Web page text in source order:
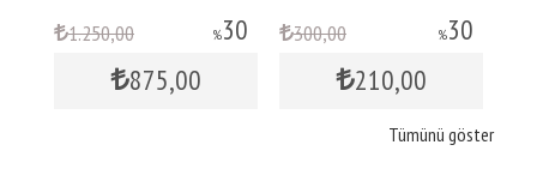
%30
1.250,00
875,00
%30
300,00
210,00
Tümünü göster